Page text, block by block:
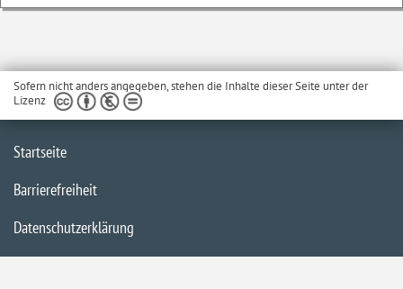
Sofern nicht anders angegeben, stehen die Inhalte dieser Seite unter der
Lizenz
Startseite
Barrierefreiheit
Datenschutzerklärung